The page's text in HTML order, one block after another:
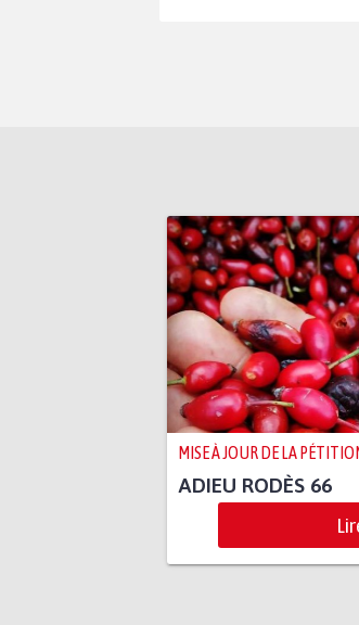
MISE À JOUR DE LA
ADIEU RODÈS 66